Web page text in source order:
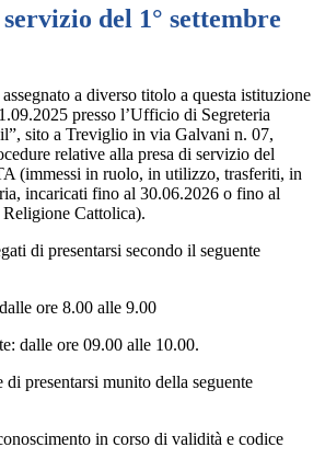
del 1° settembre
a diverso titolo a questa istituzione
presso l’Ufficio di Segreteria
sito a Treviglio in via Galvani n. 07,
relative alla presa di servizio del
(immessi in ruolo, in utilizzo, trasferiti, in
incaricati fino al 30.06.2026 o fino al
Cattolica).
di presentarsi secondo il seguente
ore 8.00 alle 9.00
: dalle ore 09.00 alle 10.00.
di presentarsi munito della seguente
in corso di validità e codice